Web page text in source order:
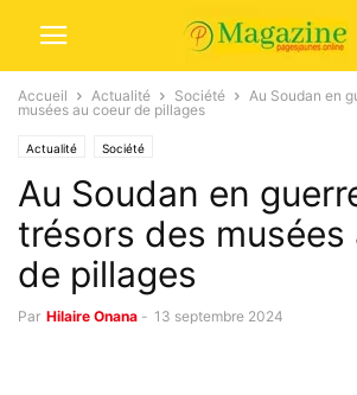
Accueil Actualité Société
Au Soudan en
musées au coeur de pillages
Actualité Société
Au Soudan en
trésors des musées
de pillages
Par Hilaire Onana - 13 septembre 2024